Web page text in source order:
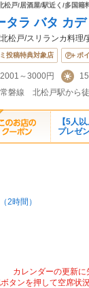
松戸/居酒屋/駅近く/多国籍
タラ バタ カ
松戸/スリランカ料理/
投稿特典対象店 ポ
2001～3000円
常磐線 北松戸駅から
【5人
プレゼ
2時間）
カレンダーの更新に
タンを押して空席状